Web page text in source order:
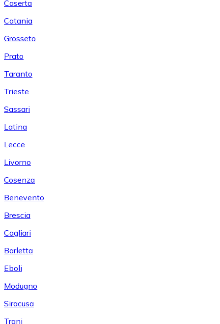
Caserta
Catania
Grosseto
Prato
Taranto
Trieste
Sassari
Latina
Lecce
Livorno
Cosenza
Benevento
Brescia
Cagliari
Barletta
Eboli
Modugno
Siracusa
Trani